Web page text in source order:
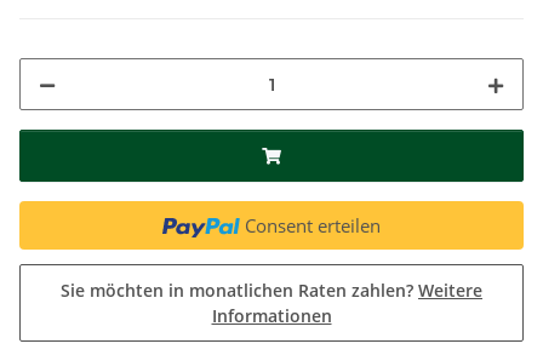
Consent erteilen
Sie möchten in monatlichen Raten zahlen? Weitere
Informationen